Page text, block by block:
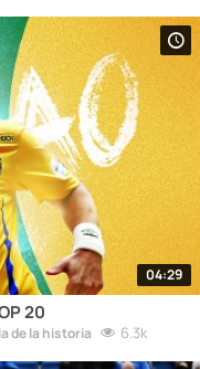
04:29
20
de la historia 6.3k